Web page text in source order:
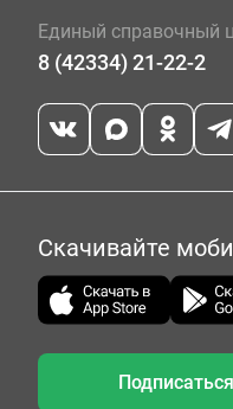
Единый справочный
8 (42334) 21-22-2
Скачивайте